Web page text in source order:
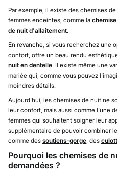
Par exemple, il existe des chemises
femmes enceintes, comme la
de nuit d'allaitement.
En revanche, si vous recherchez une
confort, offre un beau rendu
nuit en dentelle. Il existe même une
mariée qui, comme vous pouvez
moindres détails.
Aujourd'hui, les chemises de nuit ne
leur confort, mais aussi comme l'une
femmes qui souhaitent soigner leur
supplémentaire de pouvoir combiner
comme des soutiens-gorge, des
Pourquoi les chemises de
demandées ?